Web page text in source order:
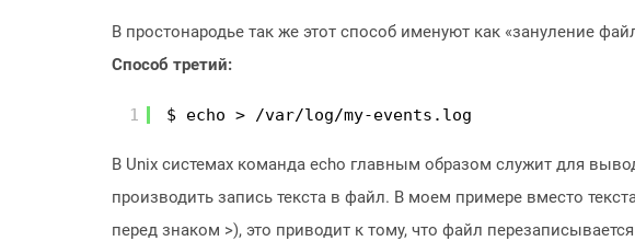
В простонародье так же этот способ именуют как «зануление
Способ третий:
1 $ echo > /var/log/my-events.log
В Unix системах команда echo главным образом служит для
производить запись текста в файл. В моем примере вместо
перед знаком >), это приводит к тому, что файл